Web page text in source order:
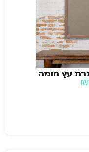
עץ חומה
₪